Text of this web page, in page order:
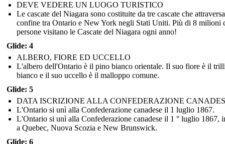
DEVE VEDERE UN LUOGO TURISTICO
Le cascate del Niagara sono costituite da tre cascate che
confine tra Ontario e New York negli Stati Uniti. Più di 8 milioni
persone visitano le Cascate del Niagara ogni anno!
Glide: 4
ALBERO, FIORE ED UCCELLO
L'albero dell'Ontario è il pino bianco orientale. Il suo fiore è il
bianco e il suo uccello è il malloppo comune.
Glide: 5
DATA ISCRIZIONE ALLA CONFEDERAZIONE
L'Ontario si unì alla Confederazione canadese il 1 luglio 1867.
L'Ontario si unì alla Confederazione canadese il 1 ° luglio 1867,
a Quebec, Nuova Scozia e New Brunswick.
Glide: 6